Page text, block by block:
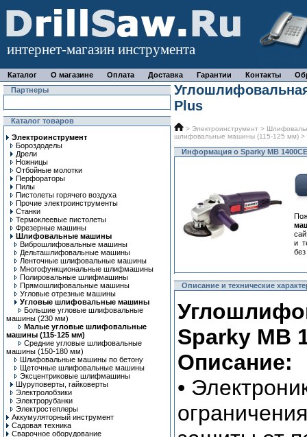
интернет-магазин инструмента
Каталог О магазине Оплата Доставка Гарантии Контакты
Партнеры
Каталог товаров
Электроинструмент
Бороздоделы
Дрели
Ножницы
Отбойные молотки
Перфораторы
Пилы
Пистолеты горячего воздуха
Прочие электроинструменты
Станки
Термоклеевые пистолеты
Фрезерные машины
Шлифовальные машины
Виброшлифовальные машины
Дельташлифовальные машины
Ленточные шлифовальные машины
Многофункциональные шлифмашины
Полировальные шлифмашины
Прямошлифовальные машины
Угловые отрезные машины
Угловые шлифовальные машины
Большие угловые шлифовальные
машины (230 мм)
Малые угловые шлифовальные
машины (115-125 мм)
Средние угловые шлифовальные
машины (150-180 мм)
Шлифовальные машины по бетону
Щеточные шлифовальные машины
Эксцентриковые шлифмашины
Шуруповерты, гайковерты
Электролобзики
Электрорубанки
Электростеплеры
Аккумуляторный инструмент
Садовая техника
Сварочное оборудование
Plus
> Электроинструмент >
шлифовальные машины (115-125 мм) >
Информация о Sparky MB
и
Описание и технические
Sparky MB
Описание:
•